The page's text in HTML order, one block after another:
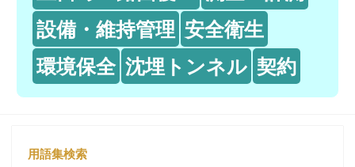
設備・維持管理 安全衛生
環境保全 沈埋トンネル 契約
用語集検索